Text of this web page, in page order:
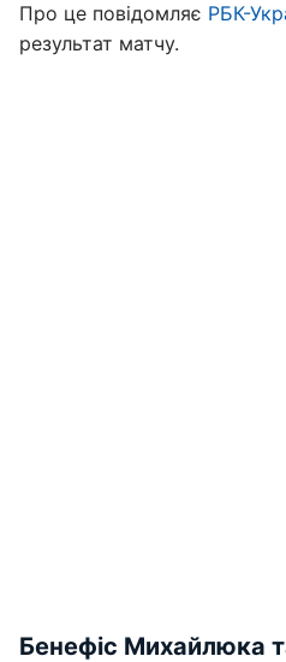
Про це повідомляє РБК-
результат матчу.
Бенефіс Михайлюка